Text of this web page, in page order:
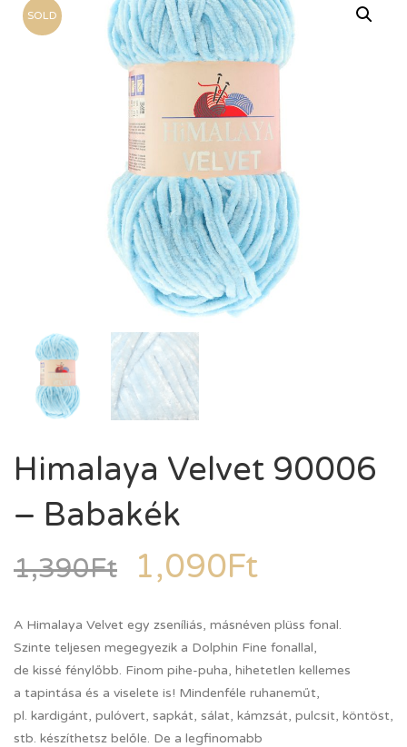
SOLD
Himalaya Velvet 90006
– Babakék
1,390Ft 1,090Ft
A Himalaya Velvet egy zseníliás, másnéven plüss fonal.
Szinte teljesen megegyezik a Dolphin Fine fonallal,
de kissé fénylőbb. Finom pihe-puha, hihetetlen kellemes
a tapintása és a viselete is! Mindenféle ruhaneműt,
pl. kardigánt, pulóvert, sapkát, sálat, kámzsát, pulcsit, köntöst,
stb. készíthetsz belőle. De a legfinomabb